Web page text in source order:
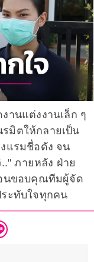
านแต่งงานเล็ก ๆ
มิตให้กลายเป็น
แรมชื่อดัง จน
ภายหลัง ฝ่าย
อนขอบคุณทีมผู้จัด
ะทับใจทุกคน